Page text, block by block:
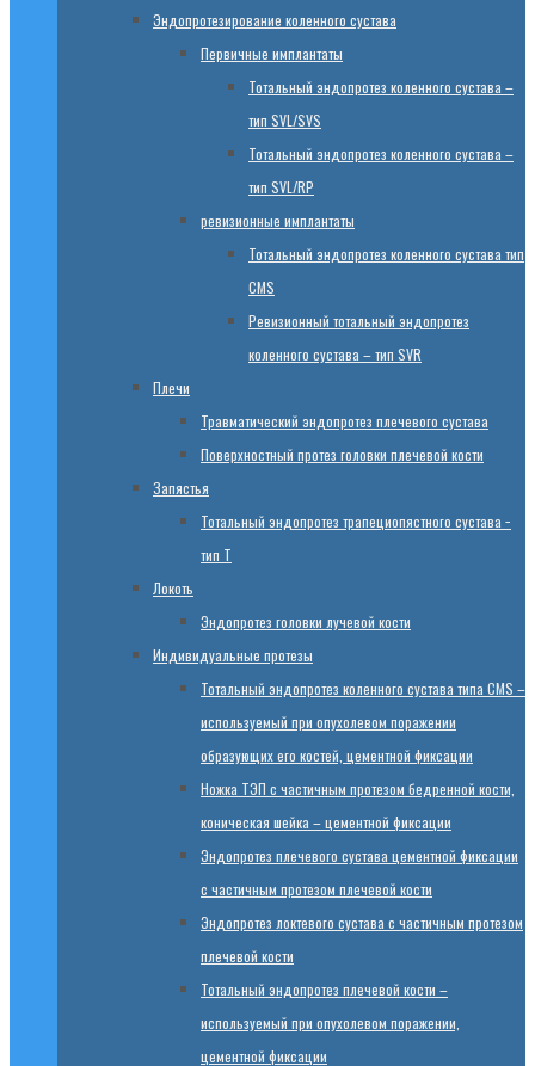
Эндопротезированиe коленного сустава
Первичные имплантаты
Тотальный эндопротез коленного сустава –
тип SVL/SVS
Тотальный эндопротез коленного сустава –
тип SVL/RP
ревизионные имплантаты
Тотальный эндопротез коленного сустава тип
CMS
Ревизионный тотальный эндопротез
коленного сустава – тип SVR
Плечи
Травматический эндопротез плечевого сустава
Поверхностный протез головки плечевой кости
Запястья
Тотальный эндопротез трапециопястного сустава −
тип T
Локоть
Эндопротез головки лучевой кости
Индивидуальные протезы
Тотальный эндопротез коленного сустава типа CMS –
используемый при опухолевом поражении
образующих его костей, цементной фиксации
Ножка ТЭП с частичным протезом бедренной кости,
коническая шейка – цементной фиксации
Эндопротез плечевого сустава цементной фиксации
с частичным протезом плечевой кости
Эндопротез локтевого сустава с частичным протезом
плечевой кости
Тотальный эндопротез плечевой кости –
используемый при опухолевом поражении,
цементной фиксации